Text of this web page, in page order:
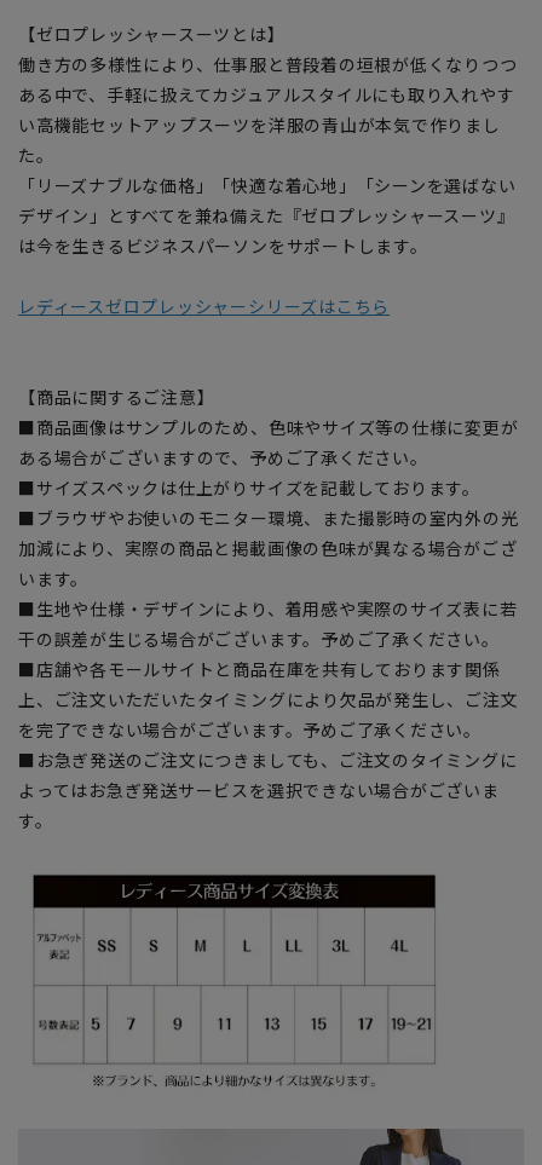
【ゼロプレッシャースーツとは】
働き方の多様性により、仕事服と普段着の垣根が低くなりつつ
ある中で、手軽に扱えてカジュアルスタイルにも取り入れやす
い高機能セットアップスーツを洋服の青山が本気で作りまし
た。
「リーズナブルな価格」「快適な着心地」「シーンを選ばない
デザイン」とすべてを兼ね備えた『ゼロプレッシャースーツ』
は今を生きるビジネスパーソンをサポートします。
レディースゼロプレッシャーシリーズはこちら
【商品に関するご注意】
■商品画像はサンプルのため、色味やサイズ等の仕様に変更が
ある場合がございますので、予めご了承ください。
■サイズスペックは仕上がりサイズを記載しております。
■ブラウザやお使いのモニター環境、また撮影時の室内外の光
加減により、実際の商品と掲載画像の色味が異なる場合がござ
います。
■生地や仕様・デザインにより、着用感や実際のサイズ表に若
干の誤差が生じる場合がございます。予めご了承ください。
■店舗や各モールサイトと商品在庫を共有しております関係
上、ご注文いただいたタイミングにより欠品が発生し、ご注文
を完了できない場合がございます。予めご了承ください。
■お急ぎ発送のご注文につきましても、ご注文のタイミングに
よってはお急ぎ発送サービスを選択できない場合がございま
す。